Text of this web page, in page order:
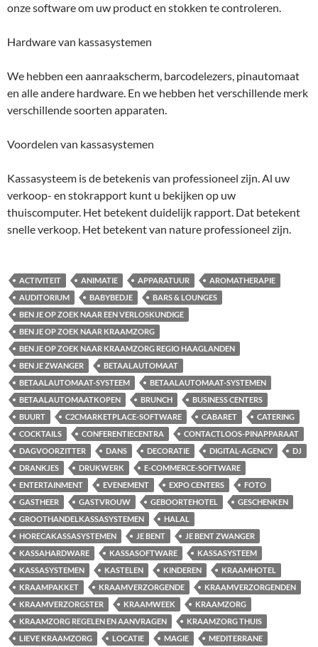
onze software om uw product en stokken te controleren.
Hardware van kassasystemen
We hebben een aanraakscherm, barcodelezers, pinautomaat
en alle andere hardware. En we hebben het verschillende merk
verschillende soorten apparaten.
Voordelen van kassasystemen
Kassasysteem is de betekenis van professioneel zijn. Al uw
verkoop- en stokrapport kunt u bekijken op uw
thuiscomputer. Het betekent duidelijk rapport. Dat betekent
snelle verkoop. Het betekent van nature professioneel zijn.
ACTIVITEIT ANIMATIE APPARATUUR
AROMATHERAPIE
AUDITORIUM
BABYBEDJE
BARS & LOUNGES
BEN JE OP ZOEK NAAR EEN VERLOSKUNDIGE
BEN JE OP ZOEK NAAR KRAAMZORG
BEN JE OP ZOEK NAAR KRAAMZORG REGIO HAAGLANDEN
BEN JE ZWANGER
BETAALAUTOMAAT
BETAALAUTOMAAT-SYSTEEM
BETAALAUTOMAAT-SYSTEMEN
BETAALAUTOMAATKOPEN
BRUNCH
BUSINESS CENTERS
BUURT
C2CMARKETPLACE-SOFTWARE CABARET
CATERING
COCKTAILS
CONFERENTIECENTRA
CONTACTLOOS-PINAPPARAAT
DAGVOORZITTER
DANS DECORATIE DIGITAL-AGENCY
DJ
DRANKJES
DRUKWERK
E-COMMERCE-SOFTWARE
ENTERTAINMENT
EVENEMENT EXPO CENTERS
FOTO
GASTHEER
GASTVROUW GEBOORTEHOTEL
GESCHENKEN
GROOTHANDELKASSASYSTEMEN
HALAL
HORECAKASSASYSTEMEN
JE BENT
JE BENT ZWANGER
KASSAHARDWARE
KASSASOFTWARE
KASSASYSTEEM
KASSASYSTEMEN
KASTELEN KINDEREN
KRAAMHOTEL
KRAAMPAKKET
KRAAMVERZORGENDE
KRAAMVERZORGENDEN
KRAAMVERZORGSTER
KRAAMWEEK
KRAAMZORG
KRAAMZORG REGELEN EN AANVRAGEN
KRAAMZORG THUIS
LIEVE KRAAMZORG
LOCATIE MAGIE
MEDITERRANE